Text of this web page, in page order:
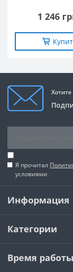
1 246
Я прочитал
условиями
Информация
Категории
Время работы